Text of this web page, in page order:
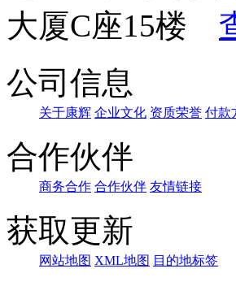
大厦C座15楼
公司信息
关于康辉 企业文化 资质荣誉 付款
合作伙伴
商务合作 合作伙伴 友情链接
获取更新
网站地图 XML地图 目的地标签